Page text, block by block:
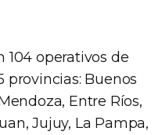
104 operativos de
provincias: Buenos
Entre Ríos,
Jujuy, La Pampa,